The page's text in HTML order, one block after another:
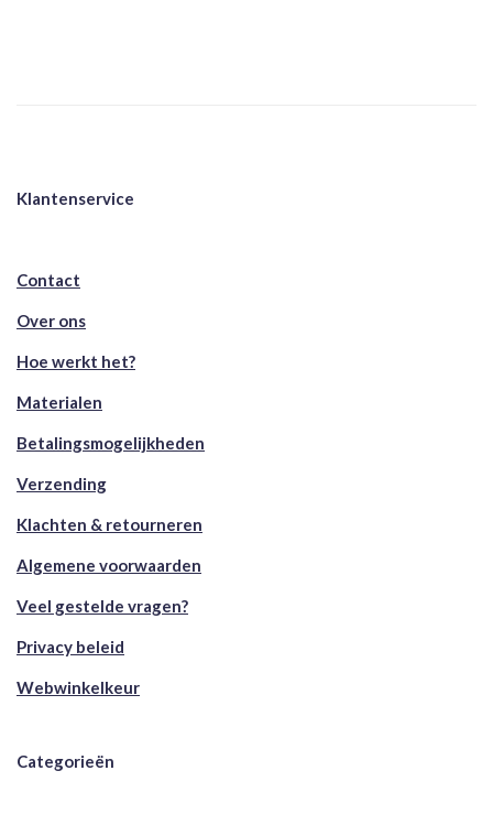
Klantenservice
Contact
Over ons
Hoe werkt het?
Materialen
Betalingsmogelijkheden
Verzending
Klachten & retourneren
Algemene voorwaarden
Veel gestelde vragen?
Privacy beleid
Webwinkelkeur
Categorieën